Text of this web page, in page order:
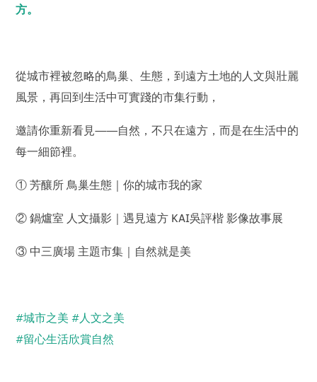
方。
從城市裡被忽略的鳥巢、生態，到遠方土地的人文與壯麗
風景，再回到生活中可實踐的市集行動，
邀請你重新看見——自然，不只在遠方，而是在生活中的
每一細節裡。
① 芳釀所 鳥巢生態｜你的城市我的家
② 鍋爐室 人文攝影｜遇見遠方 KAI吳評楷 影像故事展
③ 中三廣場 主題市集｜自然就是美
#城市之美 #人文之美
#留心生活欣賞自然